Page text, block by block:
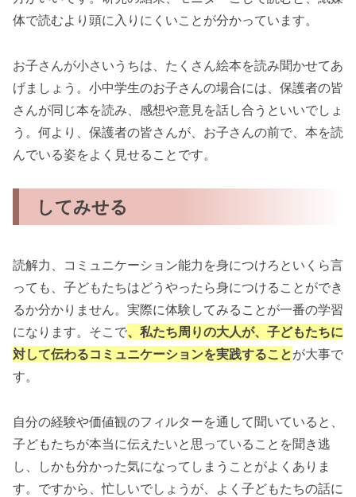
体で読むより頭に入りにくいことが分かっています。
お子さんが小さいうちは、たくさん絵本を読み聞かせてあ
げましょう。小中学生のお子さんの場合には、保護者の皆
さんが同じ本を読み、感想や意見を話し合うといいでしょ
う。何より、保護者の皆さんが、お子さんの前で、本を読
んでいる姿をよく見せることです。
してみせる
読解力、コミュニケーション能力を身につけろといくら言
っても、子どもたちはどうやったら身につけることができ
るか分かりません。実際に体験してみることが一番の学習
になります。そこで、私たち周りの大人が、子どもたちに
対して伝わるコミュニケーションを実践することが大事で
す。
自分の経験や価値観のフィルターを通して聞いていると、
子どもたちが本当に伝えたいと思っていることを聞き逃
し、しかも分かった気になってしまうことがよくありま
す。ですから、忙しいでしょうが、よく子どもたちの話に